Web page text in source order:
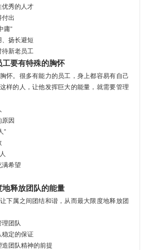
秀的人才
出
庸”
扬长避短
新老员工
要有特殊的胸怀
。很多有能力的员工，身上都容易有自己
样的人，让他发挥巨大的能量，就需要管理
因
”
希望
释放团队的能量
属之间团结和谐，从而最大限度地释放团
团队
定的保证
团队精神的前提